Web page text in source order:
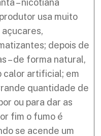
– nicotiana
usa muito
depois de
– de forma natural,
calor artificial; em
quantidade de
ou para dar as
fim o fumo é
se acende um